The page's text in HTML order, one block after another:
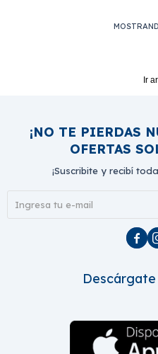
Ir
¡NO TE PIERDAS
OFERTAS
¡Suscribite y recibí
